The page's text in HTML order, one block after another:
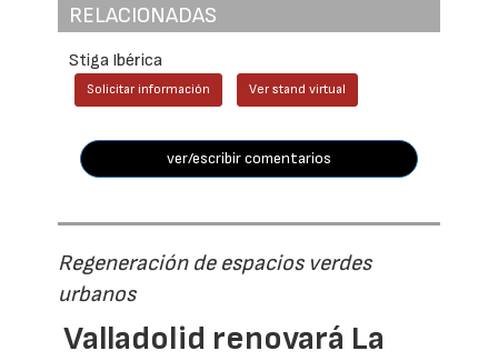
RELACIONADAS
Stiga Ibérica
Solicitar información Ver stand virtual
ver/escribir comentarios
Regeneración de espacios verdes
urbanos
Valladolid renovará La